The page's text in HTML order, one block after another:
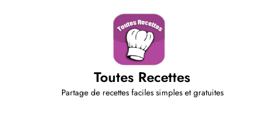
Toutes Recettes
Partage de recettes faciles simples et gratuites